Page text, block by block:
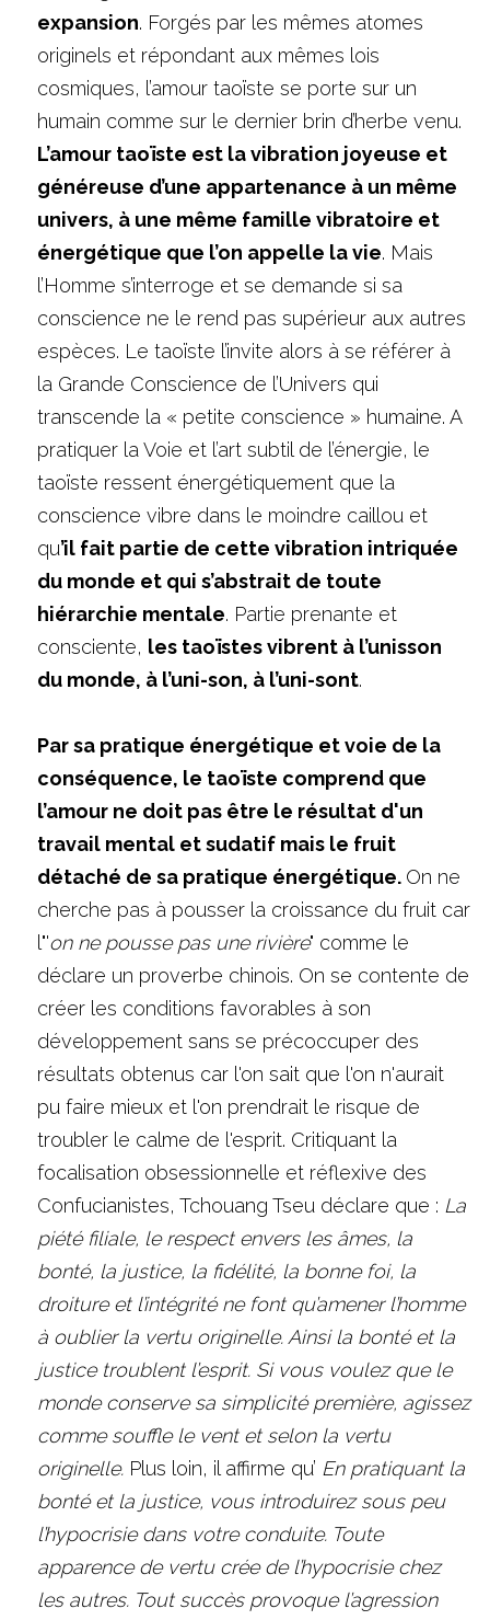
expansion. Forgés par les mêmes atomes
originels et répondant aux mêmes lois
cosmiques, l’amour taoïste se porte sur un
L’amour taoïste est la vibration joyeuse et
généreuse d’une appartenance à un même
univers, à une même famille vibratoire et
énergétique que l’on appelle la vie. Mais
l’Homme s’interroge et se demande si sa
conscience ne le rend pas supérieur aux autres
espèces. Le taoïste l’invite alors à se référer à
la Grande Conscience de l’Univers qui
transcende la « petite conscience » humaine. A
pratiquer la Voie et l’art subtil de l’énergie, le
taoïste ressent énergétiquement que la
conscience vibre dans le moindre caillou et
qu’il fait partie de cette vibration intriquée
du monde et qui s’abstrait de toute
hiérarchie mentale. Partie prenante et
consciente, les taoïstes vibrent à l’unisson
du monde, à l’uni-son, à l’uni-sont.
Par sa pratique énergétique et voie de la
l’amour ne doit pas être le résultat d'un
travail mental et sudatif mais le fruit
détaché de sa pratique énergétique. On ne
cherche pas à pousser la croissance du fruit car
l"'on ne pousse pas une rivière" comme le
déclare un proverbe chinois. On se contente de
créer les conditions favorables à son
développement sans se précoccuper des
résultats obtenus car l'on sait que l'on n'aurait
pu faire mieux et l'on prendrait le risque de
troubler le calme de l'esprit. Critiquant la
focalisation obsessionnelle et réflexive des
Confucianistes, Tchouang Tseu déclare que : La
piété filiale, le respect envers les âmes, la
bonté, la justice, la fidélité, la bonne foi, la
droiture et l’intégrité ne font qu’amener l’homme
à oublier la vertu originelle. Ainsi la bonté et la
justice troublent l’esprit. Si vous voulez que le
monde conserve sa simplicité première, agissez
comme souffle le vent et selon la vertu
originelle. Plus loin, il affirme qu’ En pratiquant la
bonté et la justice, vous introduirez sous peu
l’hypocrisie dans votre conduite. Toute
apparence de vertu crée de l’hypocrisie chez
les autres. Tout succès provoque l’agression